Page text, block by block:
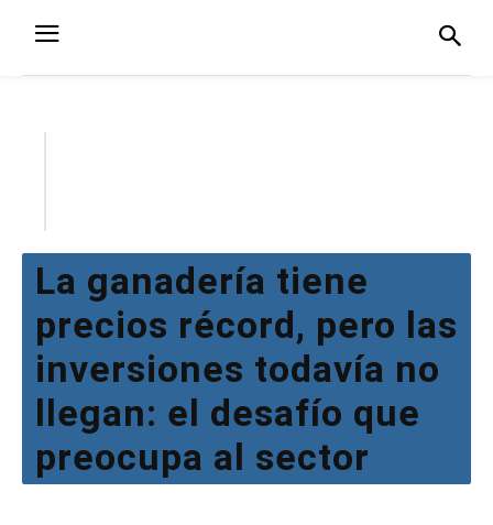
La ganadería tiene
precios récord, pero las
inversiones todavía no
llegan: el desafío que
preocupa al sector